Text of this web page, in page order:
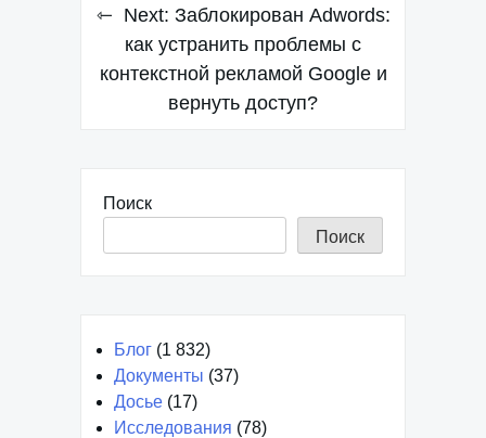
Навигация
записям
Next: Заблокирован Adwords:
как устранить проблемы с
контекстной рекламой Google и
вернуть доступ?
Поиск
Поиск
Блог (1 832)
Документы (37)
Досье (17)
Исследования (78)